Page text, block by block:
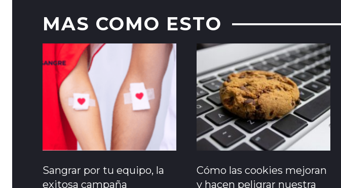
MAS COMO ESTO
Sangrar por tu equipo, la
exitosa campaña
Cómo las cookies mejoran
y hacen peligrar nuestra